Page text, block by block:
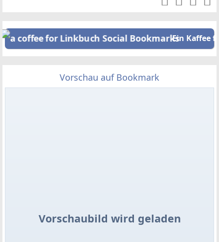
Ein Kaffee
Vorschau auf Bookmark
Vorschaubild wird geladen